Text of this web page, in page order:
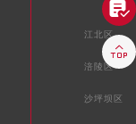
江北区
涪陵区
沙坪坝区

